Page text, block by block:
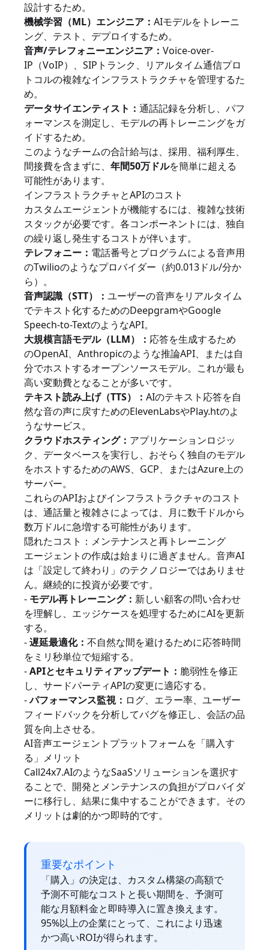
設計するため。
機械学習（ML）エンジニア： AIモデルをトレーニ
ング、テスト、デプロイするため。
音声/テレフォニーエンジニア： Voice-over-
IP（VoIP）、SIPトランク、リアルタイム通信プロ
トコルの複雑なインフラストラクチャを管理するた
め。
データサイエンティスト： 通話記録を分析し、パフ
ォーマンスを測定し、モデルの再トレーニングをガ
イドするため。
このようなチームの合計給与は、採用、福利厚生、
間接費を含まずに、 年間50万ドルを簡単に超える
可能性があります。
インフラストラクチャとAPIのコスト
カスタムエージェントが機能するには、複雑な技術
スタックが必要です。各コンポーネントには、独自
の繰り返し発生するコストが伴います。
テレフォニー： 電話番号とプログラムによる音声用
のTwilioのようなプロバイダー（約0.013ドル/分か
ら）。
音声認識（STT）： ユーザーの音声をリアルタイム
でテキスト化するためのDeepgramやGoogle
Speech-to-TextのようなAPI。
大規模言語モデル（LLM）： 応答を生成するため
のOpenAI、Anthropicのような推論API、または自
分でホストするオープンソースモデル。これが最も
高い変動費となることが多いです。
テキスト読み上げ（TTS）： AIのテキスト応答を自
然な音の声に戻すためのElevenLabsやPlay.htのよ
うなサービス。
クラウドホスティング： アプリケーションロジッ
ク、データベースを実行し、おそらく独自のモデル
をホストするためのAWS、GCP、またはAzure上の
サーバー。
これらのAPIおよびインフラストラクチャのコスト
は、通話量と複雑さによっては、月に数千ドルから
数万ドルに急増する可能性があります。
隠れたコスト：メンテナンスと再トレーニング
エージェントの作成は始まりに過ぎません。音声AI
は「設定して終わり」のテクノロジーではありませ
ん。継続的に投資が必要です。
- モデル再トレーニング： 新しい顧客の問い合わせ
を理解し、エッジケースを処理するためにAIを更新
する。
-遅延最適化： 不自然な間を避けるために応答時間
をミリ秒単位で短縮する。
-APIとセキュリティアップデート： 脆弱性を修正
し、サードパーティAPIの変更に適応する。
-パフォーマンス監視： ログ、エラー率、ユーザー
フィードバックを分析してバグを修正し、会話の品
質を向上させる。
AI音声エージェントプラットフォームを「購入す
る」メリット
Call24x7.AIのようなSaaSソリューションを選択す
ることで、開発とメンテナンスの負担がプロバイダ
ーに移行し、結果に集中することができます。その
メリットは劇的かつ即時的です。
重要なポイント
「購入」の決定は、カスタム構築の高額で
予測不可能なコストと長い期間を、予測可
能な月額料金と即時導入に置き換えます。
95%以上の企業にとって、これにより迅速
かつ高いROIが得られます。